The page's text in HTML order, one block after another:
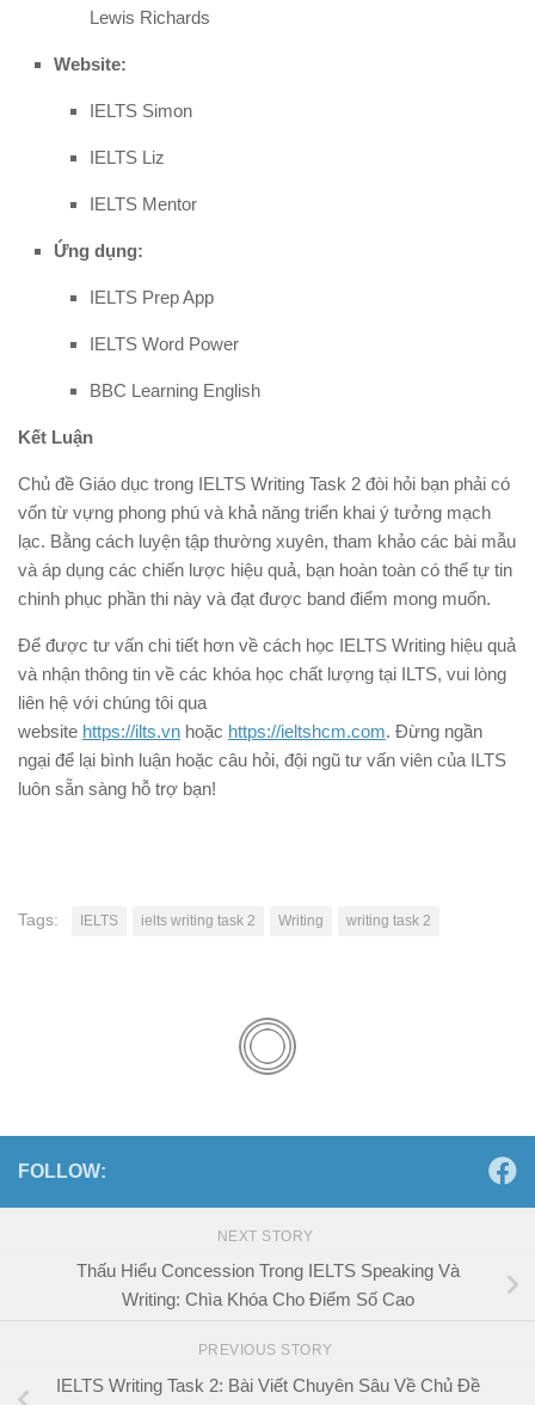
Lewis Richards
Website:
IELTS Simon
IELTS Liz
IELTS Mentor
Ứng dụng:
IELTS Prep App
IELTS Word Power
BBC Learning English
Kết Luận
Chủ đề Giáo dục trong IELTS Writing Task 2 đòi hỏi bạn phải có
vốn từ vựng phong phú và khả năng triển khai ý tưởng mạch
lạc. Bằng cách luyện tập thường xuyên, tham khảo các bài mẫu
và áp dụng các chiến lược hiệu quả, bạn hoàn toàn có thể tự tin
chinh phục phần thi này và đạt được band điểm mong muốn.
Để được tư vấn chi tiết hơn về cách học IELTS Writing hiệu quả
và nhận thông tin về các khóa học chất lượng tại ILTS, vui lòng
liên hệ với chúng tôi qua
website https://ilts.vn hoặc https://ieltshcm.com. Đừng ngần
ngại để lại bình luận hoặc câu hỏi, đội ngũ tư vấn viên của ILTS
luôn sẵn sàng hỗ trợ bạn!
Tags: IELTS ielts writing task 2 Writing writing task 2
FOLLOW:
NEXT STORY
Thấu Hiểu Concession Trong IELTS Speaking Và
Writing: Chìa Khóa Cho Điểm Số Cao
PREVIOUS STORY
IELTS Writing Task 2: Bài Viết Chuyên Sâu Về Chủ Đề